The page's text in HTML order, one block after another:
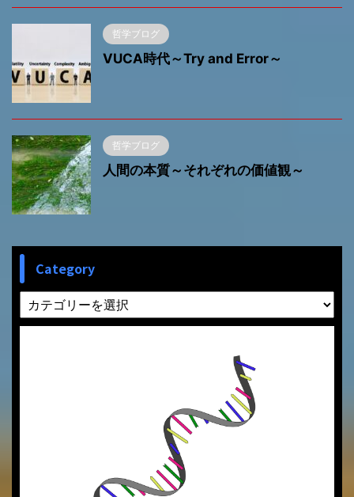
哲学ブログ
VUCA時代～Try and Error～
哲学ブログ
人間の本質～それぞれの価値観～
Category